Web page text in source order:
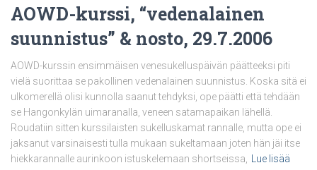
AOWD-kurssi, “vedenalainen
suunnistus” & nosto, 29.7.2006
AOWD-kurssin ensimmäisen venesukelluspäivän päätteeksi piti
vielä suorittaa se pakollinen vedenalainen suunnistus. Koska sitä ei
ulkomerellä olisi kunnolla saanut tehdyksi, ope päätti että tehdään
se Hangonkylän uimaranalla, veneen satamapaikan lähellä.
Roudatiin sitten kurssilaisten sukelluskamat rannalle, mutta ope ei
jaksanut varsinaisesti tulla mukaan sukeltamaan joten hän jäi itse
hiekkarannalle aurinkoon istuskelemaan shortseissa,
Lue lisää